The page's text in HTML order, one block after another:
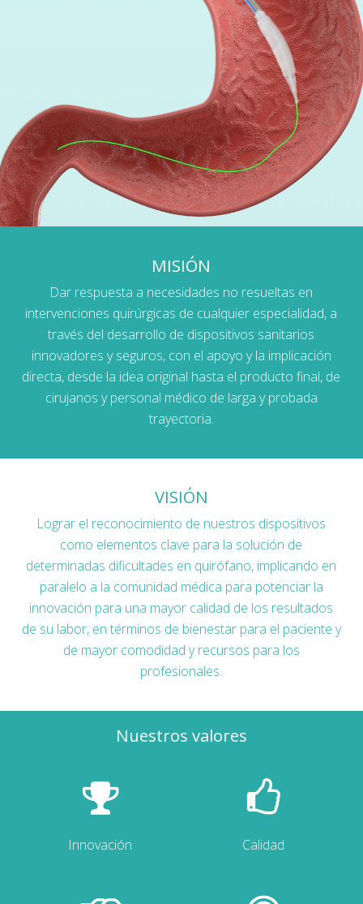
MISIÓN
Dar respuesta a necesidades no resueltas en
intervenciones quirúrgicas de cualquier especialidad, a
través del desarrollo de dispositivos sanitarios
innovadores y seguros, con el apoyo y la implicación
directa, desde la idea original hasta el producto final, de
cirujanos y personal médico de larga y probada
trayectoria.
VISIÓN
Lograr el reconocimiento de nuestros dispositivos
como elementos clave para la solución de
determinadas dificultades en quirófano, implicando en
paralelo a la comunidad médica para potenciar la
innovación para una mayor calidad de los resultados
de su labor, en términos de bienestar para el paciente y
de mayor comodidad y recursos para los
profesionales.
Nuestros valores
Innovación Calidad